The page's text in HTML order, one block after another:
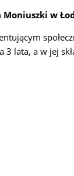
Moniuszki w
3 lata, a w jej